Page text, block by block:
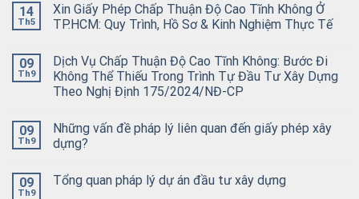
14
Th5
Xin Giấy Phép Chấp Thuận Độ Cao Tĩnh Không Ở
TP.HCM: Quy Trình, Hồ Sơ & Kinh Nghiệm Thực Tế
09
Th9
Dịch Vụ Chấp Thuận Độ Cao Tĩnh Không: Bước Đi
Không Thể Thiếu Trong Trình Tự Đầu Tư Xây Dựng
Theo Nghị Định 175/2024/NĐ-CP
09
Th9
Những vấn đề pháp lý liên quan đến giấy phép xây
dựng?
09
Th9
Tổng quan pháp lý dự án đầu tư xây dựng